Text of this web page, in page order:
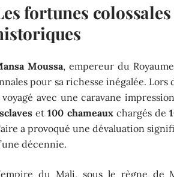
fortunes
Moussa, empereur du
pour sa richesse inégalée. Lors
voyagé avec une caravane
et100 chameaux chargés de
a provoqué une dévaluation
décennie.
du Mali, sous le règne de